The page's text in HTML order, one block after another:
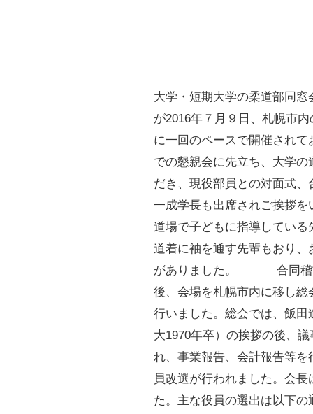
大学・短期大学の柔道部同
が2016年７月９日、札幌市
に一回のペースで開催され
での懇親会に先立ち、大学
だき、現役部員との対面式
一成学長も出席されご挨拶
道場で子どもに指導してい
道着に袖を通す先輩もおり
がありました。
合同稽
後、会場を札幌市内に移し総
行いました。総会では、飯田
大1970年卒）の挨拶の後、
れ、事業報告、会計報告等を
員改選が行われました。会
た。主な役員の選出は以下